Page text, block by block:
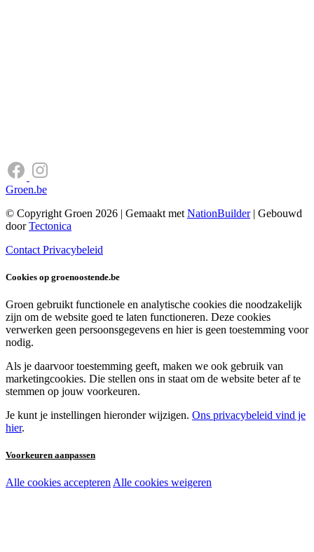
Groen.be
© Copyright Groen 2026 | Gemaakt met NationBuilder| Gebouwd
doorTectonica
Contact Privacybeleid
Cookies op groenoostende.be
Groen gebruikt functionele en analytische cookies die noodzakelijk
zijn om de website goed te laten functioneren. Deze cookies
verwerken geen persoonsgegevens en hier is geen toestemming voor
nodig.
Als je daarvoor toestemming geeft, maken we ook gebruik van
marketingcookies. Die stellen ons in staat om de website beter af te
stemmen op jouw voorkeuren.
Je kunt je instellingen hieronder wijzigen. Ons privacybeleid vind je
hier.
Voorkeuren aanpassen
Noodzakelijke cookies:
Alle cookies accepterenAlle cookies weigeren